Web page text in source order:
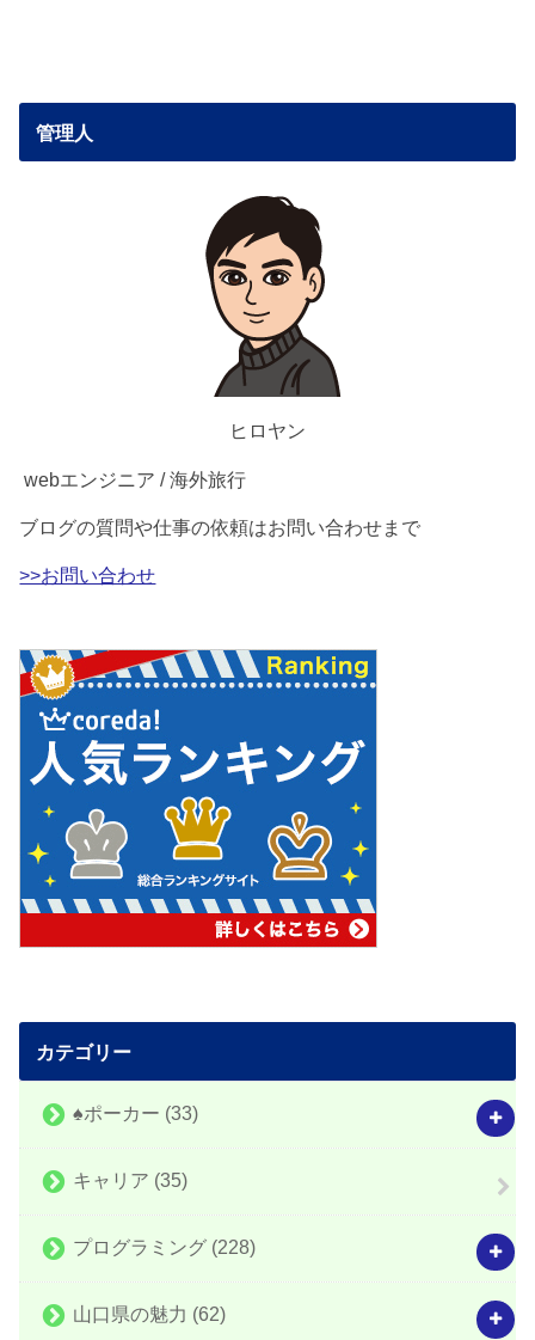
管理人
ヒロヤン
webエンジニア / 海外旅行
ブログの質問や仕事の依頼はお問い合わせまで
>>お問い合わせ
カテゴリー
♠️ポーカー (33)
キャリア (35)
プログラミング (228)
山口県の魅力 (62)